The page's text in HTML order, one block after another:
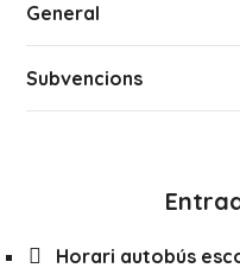
General
Subvencions
Horari autobús